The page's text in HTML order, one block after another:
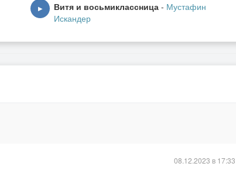
▶ Витя и восьмиклассница - Мустафин
Искандер
08.12.2023 в 17:33